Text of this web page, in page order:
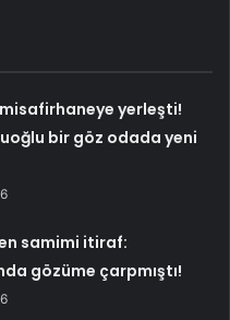
yerleşti!
bir göz odada yeni
samimi itiraf:
gözüme çarpmıştı!